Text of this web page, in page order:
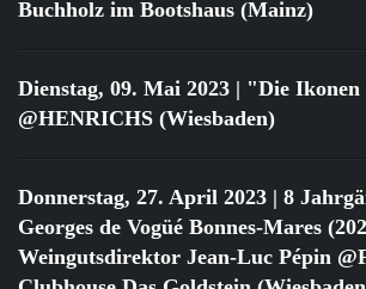
Buchholz im Bootshaus (Mainz)
Dienstag, 09. Mai 2023 | "Die
@HENRICHS (Wiesbaden)
Donnerstag, 27. April 2023 | 8
Georges de Vogüé Bonnes-Mares
Weingutsdirektor Jean-Luc Pépin